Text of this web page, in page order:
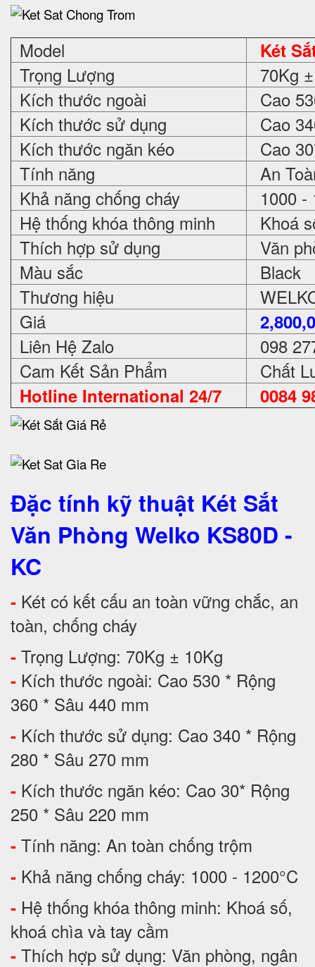
Model Két
Trọng Lượng
70Kg
Kích thước ngoài
Cao
Kích thước sử dụng
Cao
Kích thước ngăn kéo
Cao
Tính năng
An
Khả năng chống cháy
1000 -
Hệ thống khóa thông minh
Khoá
Thích hợp sử dụng
Văn
Màu sắc
Black
Thương hiệu
Giá
Liên Hệ Zalo
098
Cam Kết Sản Phẩm
Chất
Hotline International 24/7 0084
Đặc tính kỹ thuật Két Sắt
Văn Phòng Welko KS80D -
KC
- Két có kết cấu an toàn vững chắc, an
toàn, chống cháy
- Trọng Lượng: 70Kg ± 10Kg
- Kích thước ngoài: Cao 530 * Rộng
360 * Sâu 440 mm
- Kích thước sử dụng: Cao 340 * Rộng
280 * Sâu 270 mm
- Kích thước ngăn kéo: Cao 30* Rộng
250 * Sâu 220 mm
- Tính năng: An toàn chống trộm
- Khả năng chống cháy: 1000 - 1200°C
- Hệ thống khóa thông minh: Khoá số,
khoá chìa và tay cầm
- Thích hợp sử dụng: Văn phòng, ngân